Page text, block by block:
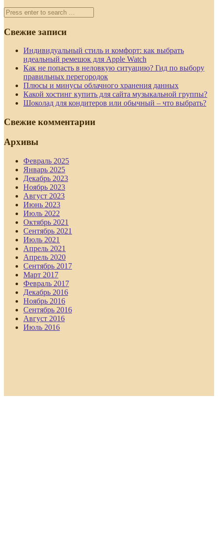
Свежие записи
Индивидуальный стиль и комфорт: как выбрать
идеальный ремешок для Apple Watch
Как не попасть в неловкую ситуацию? Гид по выбору
правильных перегородок
Плюсы и минусы облачного хранения данных
Какой хостинг купить для сайта музыкальной группы?
Шоколад для кондитеров или обычный – что выбрать?
Свежие комментарии
Архивы
Февраль 2025
Январь 2025
Декабрь 2023
Ноябрь 2023
Август 2023
Июнь 2023
Июль 2022
Октябрь 2021
Сентябрь 2021
Июль 2021
Апрель 2021
Апрель 2020
Сентябрь 2017
Март 2017
Февраль 2017
Декабрь 2016
Ноябрь 2016
Сентябрь 2016
Август 2016
Июль 2016